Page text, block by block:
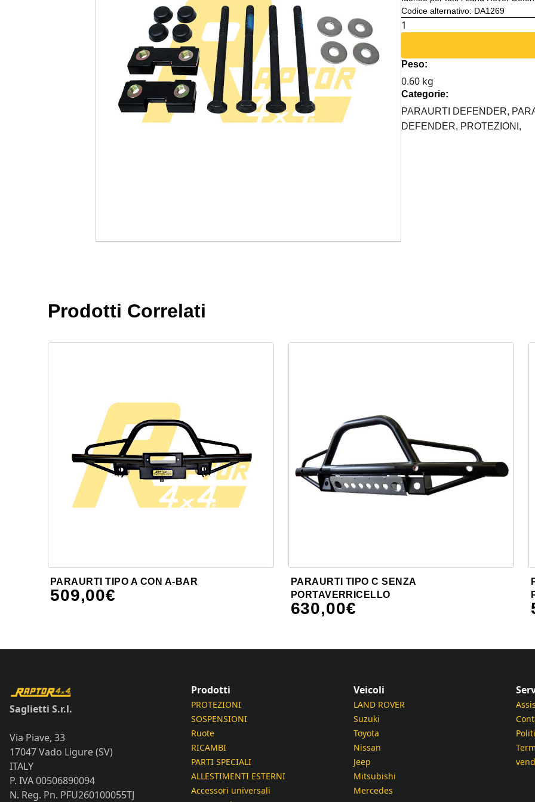
Codice alternativo: DA1269
BULLONERIA
ANTERIORE
DEFENDER
quantità
Peso:
0.60 kg
Categorie:
PARAURTI DEFENDER,
DEFENDER, PROTEZIONI,
Prodotti Correlati
PARAURTI TIPO A CON A-BAR
509,00€
PARAURTI TIPO C SENZA
PORTAVERRICELLO
630,00€
Saglietti S.r.l.
Via Piave, 33
17047 Vado Ligure (SV)
ITALY
P. IVA 00506890094
N. Reg. Pn. PFU260100055TJ
Prodotti
PROTEZIONI
SOSPENSIONI
Ruote
RICAMBI
PARTI SPECIALI
ALLESTIMENTI ESTERNI
Accessori universali
Veicoli
LAND ROVER
Suzuki
Toyota
Nissan
Jeep
Mitsubishi
Mercedes